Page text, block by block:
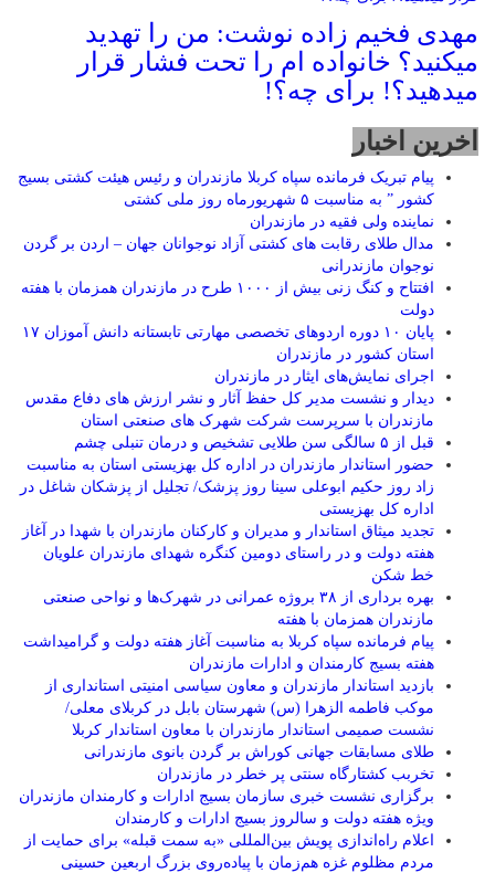
مهدی فخیم زاده نوشت: من را تهدید
میکنید؟ خانواده ام را‌ تحت فشار قرار
میدهید؟! برای چه؟!
اخرین اخبار
پیام تبریک فرمانده سپاه کربلا مازندران و رئیس هیئت کشتی بسیج
کشور ” به مناسبت ۵ شهریورماه روز ملی کشتی
نماينده ولی فقیه در مازندران
مدال طلای رقابت های کشتی آزاد نوجوانان جهان – اردن بر گردن
نوجوان مازندرانی
افتتاح و کنگ زنی بیش از ۱۰۰۰ طرح در مازندران همزمان با هفته
دولت
پایان ۱۰ دوره اردوهای تخصصی مهارتی تابستانه دانش آموزان ۱۷
استان کشور در مازندران
اجرای نمایش‌های ایثار در مازندران
دیدار و نشست مدیر کل حفظ آثار و نشر ارزش های دفاع مقدس
مازندران با سرپرست شرکت شهرک های صنعتی استان
قبل از ۵ سالگی سن طلایی تشخیص و درمان تنبلی چشم
حضور استاندار مازندران در اداره کل بهزیستی استان به مناسبت
زاد روز حکیم ابوعلی سینا روز پزشک/ تجلیل از پزشکان شاغل در
اداره کل بهزیستی
تجدید میثاق استاندار و مدیران و کارکنان مازندران با شهدا در آغاز
هفته دولت و در راستای دومین کنگره شهدای مازندران علویان
خط شکن
بهره برداری از ۳۸ بروژه عمرانی در شهرک‌ها و نواحی صنعتی
مازندران همزمان با هفته
پیام فرمانده سپاه کربلا به مناسبت آغاز هفته دولت و گرامیداشت
هفته بسیج کارمندان و ادارات مازندران
بازدید استاندار مازندران و معاون سیاسی امنیتی استانداری از
موکب فاطمه الزهرا (س) شهرستان بابل در کربلای معلی/
نشست صمیمی استاندار مازندران با معاون استاندار کربلا
طلای مسابقات جهانی کوراش بر گردن بانوی مازندرانی
تخربب کشتارگاه سنتی پر خطر در مازندران
برگزاری نشست خبری سازمان بسیج ادارات و کارمندان مازندران
ویژه هفته دولت و سالروز بسیج ادارات و کارمندان
اعلام راه‌اندازی پویش بین‌المللی «به سمت قبله» برای حمایت از
مردم مظلوم غزه هم‌زمان با پیاده‌روی بزرگ اربعین حسینی